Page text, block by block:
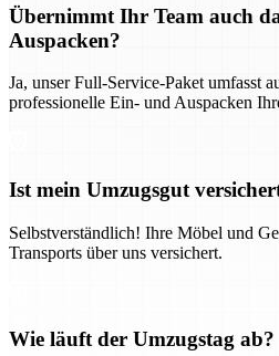
Übernimmt Ihr Team auch
Auspacken?
Ja, unser Full-Service-Paket umfasst
professionelle Ein- und Auspacken
Ist mein Umzugsgut
Selbstverständlich! Ihre Möbel und
Transports über uns versichert.
Wie läuft der Umzugstag ab?